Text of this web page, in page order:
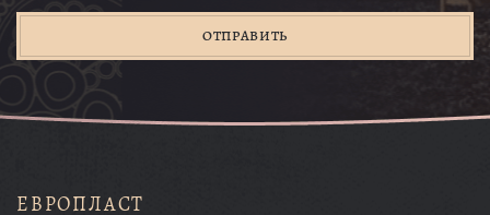
ОТПРАВИТЬ
ЕВРОПЛАСТ